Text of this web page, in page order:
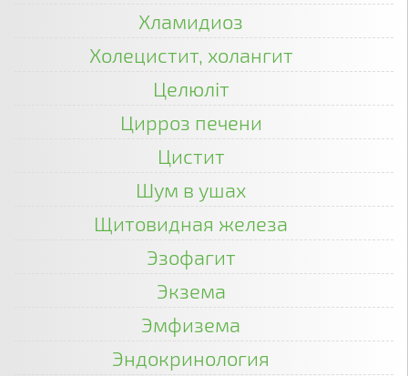
Хламидиоз
Холецистит, холангит
Целюліт
Цирроз печени
Цистит
Шум в ушах
Щитовидная железа
Эзофагит
Экзема
Эмфизема
Эндокринология